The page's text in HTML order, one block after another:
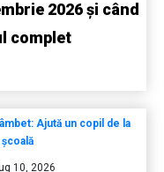
2026 și când
complet
Ajută un copil de la
10, 2026